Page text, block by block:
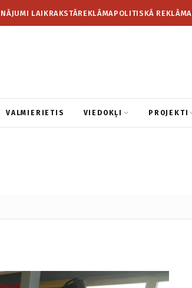
LAIKRAKSTĀREKLĀMAPOLITISKĀ REKLĀMA
VALMIERIETIS VIEDOKĻI PROJEKTI